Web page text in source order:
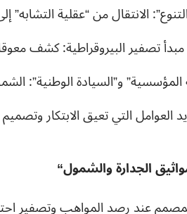
الانتقال من “عقلية التشابه”
تصفير البيروقراطية: كشف
المؤسسية” و”السيادة الوطنية”:
العوامل التي تعيق الابتكار
الجدارة والشمول“
عند رصد المواهب وتصفير